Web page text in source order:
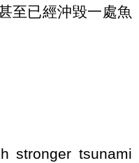
至已經沖毀一處魚
stronger tsunami